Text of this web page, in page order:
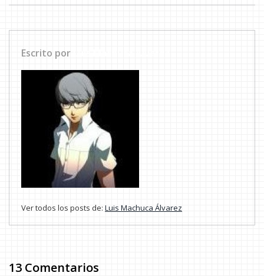
Escrito por
Ver todos los posts de: Luis Machuca Álvarez
13 Comentarios